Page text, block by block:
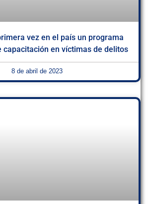
vez en el país un programa
capacitación en víctimas de delitos
8 de abril de 2023